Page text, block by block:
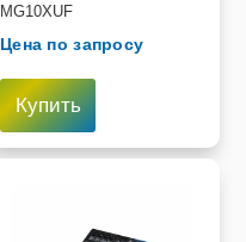
MG10XUF
Цена по запросу
Купить